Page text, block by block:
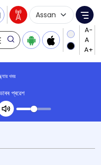
Language
খবর
প্ৰৱেশ
সন্ধ্যার খবর